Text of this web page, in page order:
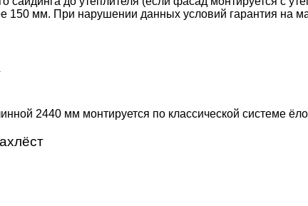
150 мм. При нарушении данных условий гарантия на
2440 мм монтируется по классической системе